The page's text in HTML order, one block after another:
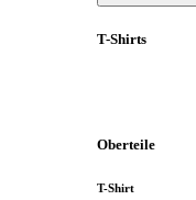
T-Shirts
Oberteile
T-Shirt